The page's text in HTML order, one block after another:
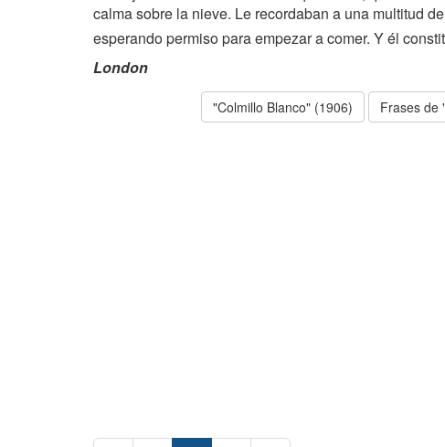
calma sobre la nieve. Le recordaban a una multitud
esperando permiso para empezar a comer. Y él
London
"Colmillo Blanco" (1906) Frases de